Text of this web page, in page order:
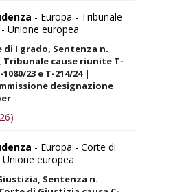
- Europa - Tribunale
Unione europea
di I grado, Sentenza n.
Tribunale cause riunite T-
1080/23 e T-214/24 |
designazione
- Europa - Corte di
Unione europea
Sentenza n.